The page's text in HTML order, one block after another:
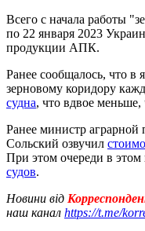
Всего с начала работы
по 22 января 2023
продукции АПК.
Ранее сообщалось, что в
зерновому коридору
судна, что вдвое меньше,
Ранее министр
Сольский озвучил
При этом очереди в этом
судов.
Новини від
наш канал https://t.me/